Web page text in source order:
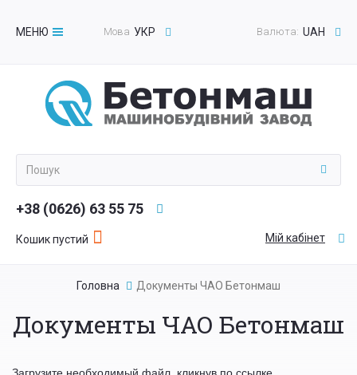
МЕНЮ
Toggle
Валюта: UAH
Мова УКР
+38 (0626) 63 55 75
Кошик пустий Мій кабінет
Головна Документы ЧАО Бетонмаш
Документы ЧАО Бетонмаш